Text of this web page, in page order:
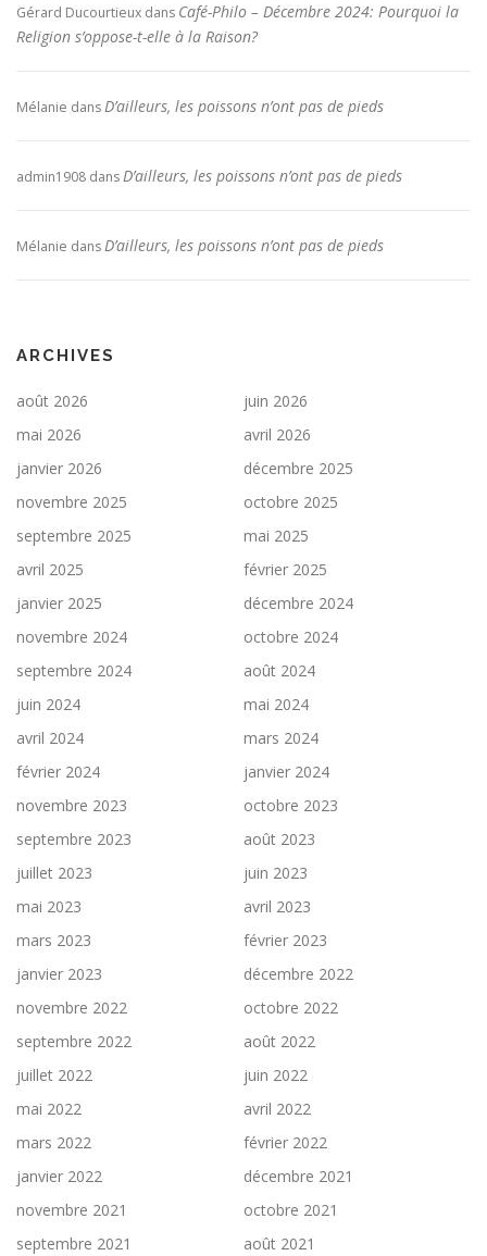
Gérard Ducourtieux dans Café-Philo – Décembre 2024: Pourquoi la
Religion s’oppose-t-elle à la Raison?
Mélanie dansD’ailleurs, les poissons n’ont pas de pieds
admin1908 dansD’ailleurs, les poissons n’ont pas de pieds
Mélanie dansD’ailleurs, les poissons n’ont pas de pieds
ARCHIVES
août 2026
juin 2026
mai 2026
avril 2026
janvier 2026
décembre 2025
novembre 2025
octobre 2025
septembre 2025
mai 2025
avril 2025
février 2025
janvier 2025
décembre 2024
novembre 2024
octobre 2024
septembre 2024
août 2024
juin 2024
mai 2024
avril 2024
mars 2024
février 2024
janvier 2024
novembre 2023
octobre 2023
septembre 2023
août 2023
juillet 2023
juin 2023
mai 2023
avril 2023
mars 2023
février 2023
janvier 2023
décembre 2022
novembre 2022
octobre 2022
septembre 2022
août 2022
juillet 2022
juin 2022
mai 2022
avril 2022
mars 2022
février 2022
janvier 2022
décembre 2021
novembre 2021
octobre 2021
septembre 2021
août 2021